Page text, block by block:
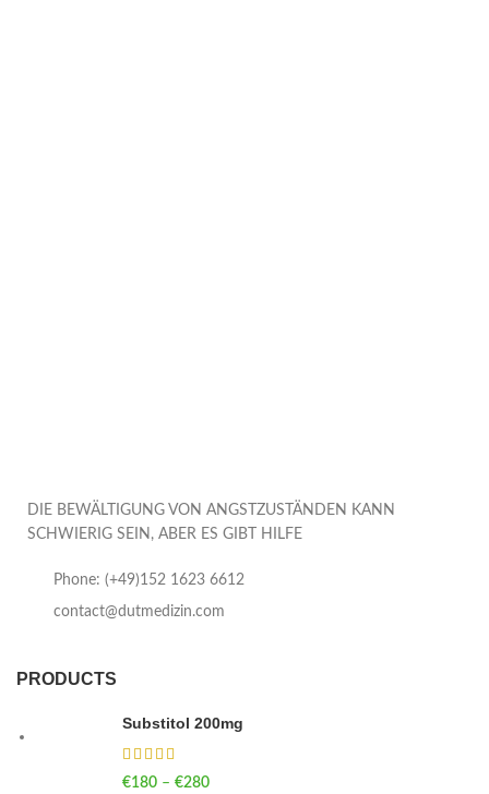
DIE BEWÄLTIGUNG VON ANGSTZUSTÄNDEN KANN
SCHWIERIG SEIN, ABER ES GIBT HILFE
Phone: (+49)152 1623 6612
contact@dutmedizin.com
PRODUCTS
Substitol 200mg
€180 – €280